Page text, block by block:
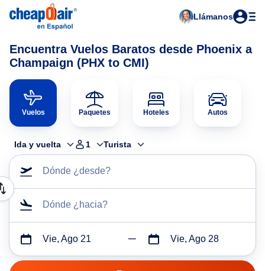
Llámanos
Encuentra Vuelos Baratos desde Phoenix a
Champaign (PHX to CMI)
Vuelos Paquetes Hoteles Autos
Ida y vuelta 1 Turista
Dónde ¿desde?
Dónde ¿hacia?
Vie, Ago 21 Vie, Ago 28